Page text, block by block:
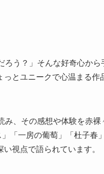
ろう？」そんな好奇心から
とユニークで心温まる作
、その感想や体験を赤裸
「一房の葡萄」「杜子春
視点で語られています。